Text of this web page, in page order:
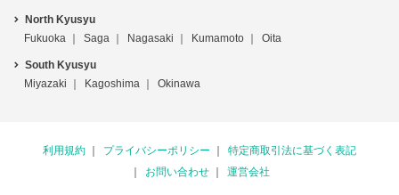
North Kyusyu
Fukuoka
Saga Nagasaki Kumamoto Oita
South Kyusyu
Miyazaki
Kagoshima Okinawa
利用規約 プライバシーポリシー
特定商取引法に基づく表記
お問い合わせ
運営会社